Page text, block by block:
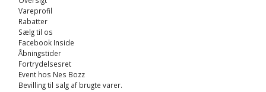
Vareprofil
Rabatter
Sælg til os
Facebook Inside
Åbningstider
Fortrydelsesret
Event hos Nes Bozz
Bevilling til salg af brugte varer.